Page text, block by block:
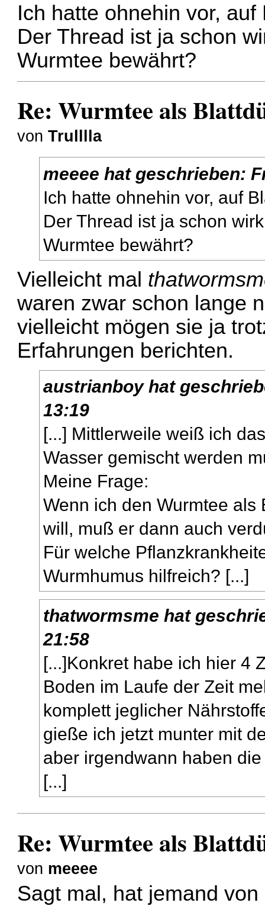
Ich hatte ohnehin vor,
Der Thread ist ja schon
Wurmtee bewährt?
Re: Wurmtee als
vonTrulllla
meeee hat geschrieben:
Ich hatte ohnehin vor, auf
Der Thread ist ja schon
Wurmtee bewährt?
Vielleicht mal
waren zwar schon lange
vielleicht mögen sie ja
Erfahrungen berichten.
austrianboyhat
13:19
[...] Mittlerweile weiß ich
Wasser gemischt werden
Meine Frage:
Wenn ich den Wurmtee
will, muß er dann auch
Für welche
Wurmhumus hilfreich? [...]
thatwormsme hat
21:58
[...]Konkret habe ich hier 4
Boden im Laufe der Zeit
komplett jeglicher
gieße ich jetzt munter mit
aber irgendwann haben
[...]
Re: Wurmtee als
von meeee
Sagt mal, hat jemand